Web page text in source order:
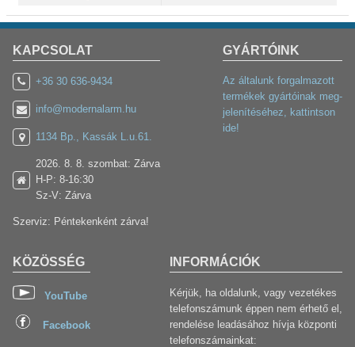
KAPCSOLAT
+36 30 636-9434
info@modernalarm.hu
1134 Bp., Kassák L.u.61.
2026. 8. 8. szombat: Zárva
H-P: 8-16:30
Sz-V: Zárva
Szerviz: Péntekenként zárva!
KÖZÖSSÉG
YouTube
Facebook
INFORMÁCIÓK
Kérjük, ha oldalunk, vagy vezetékes
telefonszámunk éppen nem érhető el,
rendelése leadásához hívja központi
telefonszámainkat:
GYÁRTÓINK
Az általunk forgalmazott
termékek gyártóinak meg-
jelenítéséhez, kattintson
ide!